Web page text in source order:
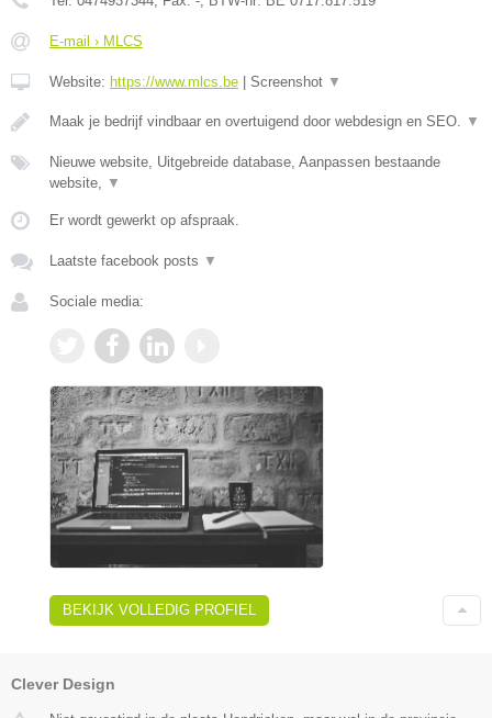
E-mail › MLCS
Website: https://www.mlcs.be Screenshot ▼
Maak je bedrijf vindbaar en overtuigend door webdesign en SEO. ▼
Nieuwe website, Uitgebreide database, Aanpassen bestaande
website, ▼
Er wordt gewerkt op afspraak.
Laatste facebook posts ▼
Sociale media:
BEKIJK VOLLEDIG PROFIEL
Clever Design